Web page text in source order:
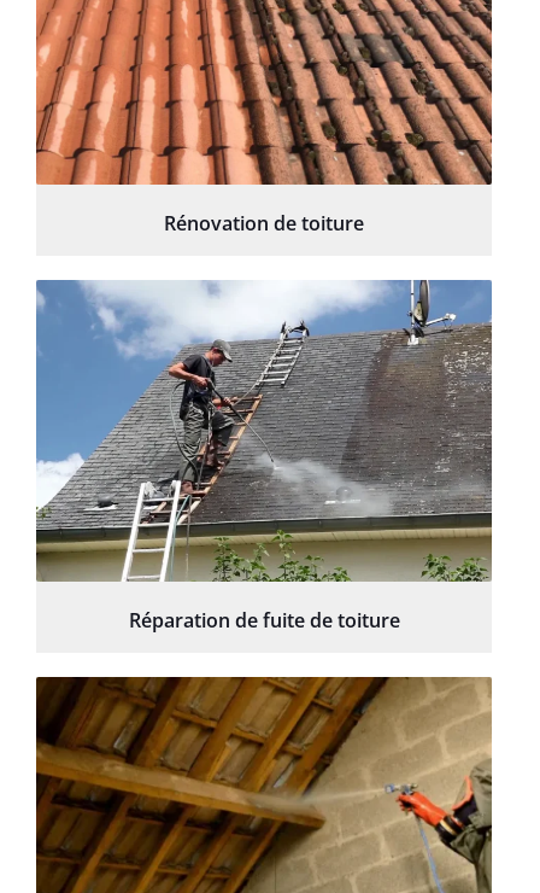
Rénovation de toiture
Réparation de fuite de toiture